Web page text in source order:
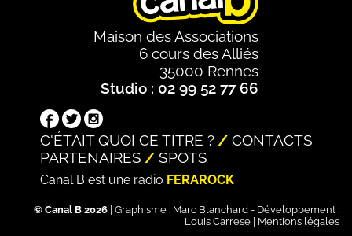
Maison des Associations
6 cours des Alliés
35000 Rennes
Studio : 02 99 52 77 66
C'ÉTAIT QUOI CE TITRE ?
CONTACTS
PARTENAIRES
SPOTS
Canal B est une radio FERAROCK
© Canal B 2026 | Graphisme : Marc Blanchard - Développement :
Louis Carrese
Mentions légales